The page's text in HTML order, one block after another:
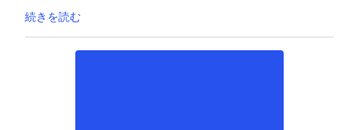
続きを読む